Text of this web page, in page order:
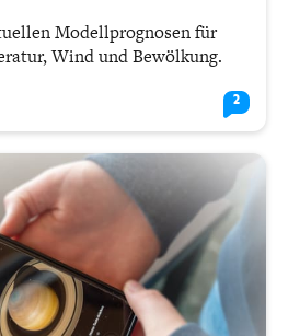
Modellprognosen für
Wind und Bewölkung.
2